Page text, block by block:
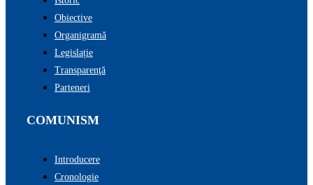
Obiective
Organigramă
Legislație
Transparenţă
Parteneri
COMUNISM
Introducere
Cronologie